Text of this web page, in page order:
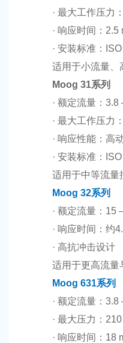
· 最大工作压力
· 响应时间：2.5
· 安装标准：ISO
适用于小流量、
Moog 31系列
· 额定流量：3.8
· 最大工作压力
· 响应性能：高
· 安装标准：ISO
适用于中等流量
Moog 32系列
· 额定流量：15 –
· 响应时间：约
· 高抗冲击设计
适用于更高流量
Moog 631系列
· 额定流量：3.8
· 最大压力：210
· 响应时间：18